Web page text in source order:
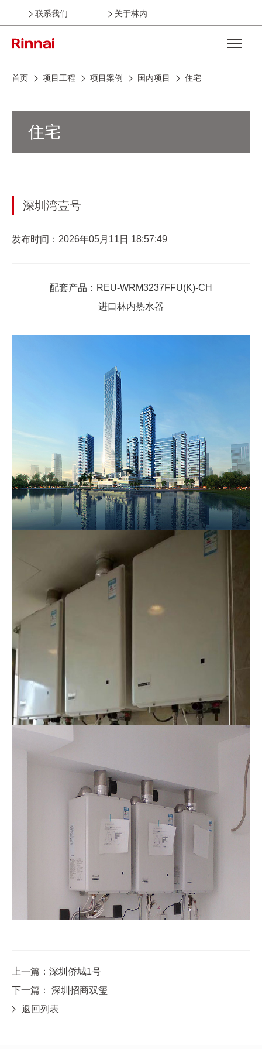
联系我们 关于林内
Open the
首页 项目工程 项目案例 国内项目 住宅
住宅
深圳湾壹号
发布时间：2026年05月11日 18:57:49
配套产品：REU-WRM3237FFU(K)-CH
进口林内热水器
上一篇：深圳侨城1号
下一篇： 深圳招商双玺
返回列表